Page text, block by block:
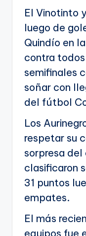
El Vinotinto
luego de
Quindío en
contra
semifinales
soñar con
del fútbol
Los
respetar su
sorpresa
clasificaron
31 puntos
empates.
El más
equipos fue